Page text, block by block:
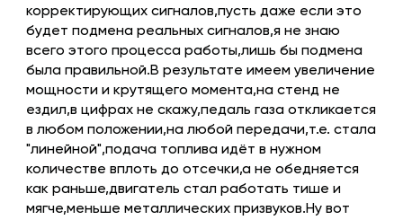
корректирующих сигналов,пусть даже если это
будет подмена реальных сигналов,я не знаю
всего этого процесса работы,лишь бы подмена
была правильной.В результате имеем увеличение
мощности и крутящего момента,на стенд не
ездил,в цифрах не скажу,педаль газа откликается
в любом положении,на любой передачи,т.е. стала
"линейной",подача топлива идёт в нужном
количестве вплоть до отсечки,а не обедняется
как раньше,двигатель стал работать тише и
мягче,меньше металлических призвуков.Ну вот